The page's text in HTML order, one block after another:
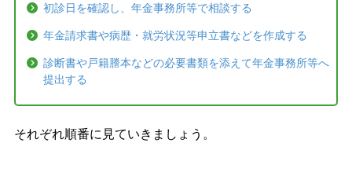
初診日を確認し、年金事務所等で相談する
年金請求書や病歴・就労状況等申立書などを作成する
診断書や戸籍謄本などの必要書類を添えて年金事務所等へ
提出する
それぞれ順番に見ていきましょう。